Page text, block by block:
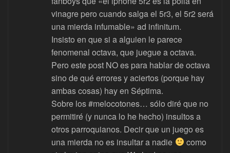
vinagre pero cuando salga el 5r3, el 5r2 será
una mierda infumable» ad infinitum.
Insisto en que si a alguien le parece
fenomenal octava, que juegue a octava.
Pero este post NO es para hablar de octava
sino de qué errores y aciertos (porque hay
ambas cosas) hay en Séptima.
Sobre los #melocotones… sólo diré que no
permitiré (y nunca lo he hecho) insultos a
otros parroquianos. Decir que un juego es
una mierda no es insultar a nadie
como